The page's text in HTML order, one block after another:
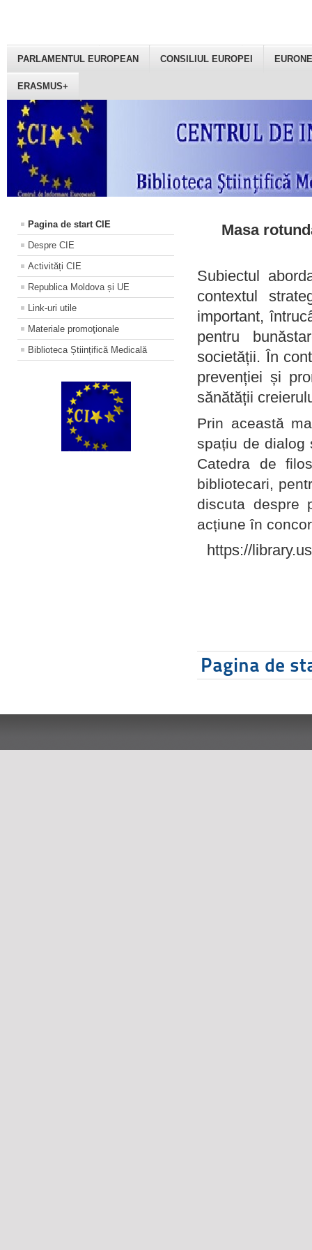
PARLAMENTUL EUROPEAN CONSILIUL EUROPEI
ERASMUS+
Pagina de start CIE
Despre CIE
Activități CIE
Republica Moldova și UE
Link-uri utile
Materiale promoţionale
Biblioteca Științifică Medicală
Masa
Subiectul
contextul
important,
pentru
societății. În
prevenției și
sănătății
Prin această
spațiu de dialog
Catedra de
bibliotecari,
discuta despre
acțiune în
https://
Pagina de